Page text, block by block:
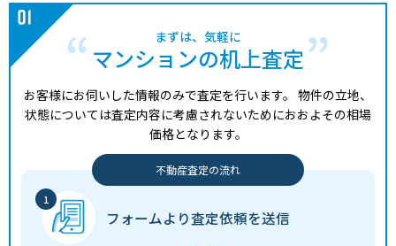
まずは、気軽に
マンションの机上査定
お客様にお伺いした情報のみで査定を行います。 物件の立地、
状態については査定内容に考慮されないためにおおよその相場
価格となります。
不動産査定の流れ
フォームより査定依頼を送信